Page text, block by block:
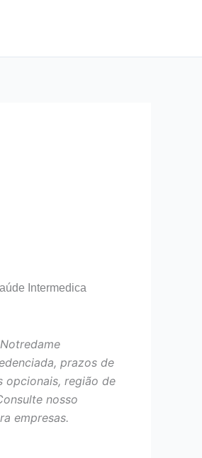
Intermedica
prazos de
opcionais, região de
nosso
empresas.